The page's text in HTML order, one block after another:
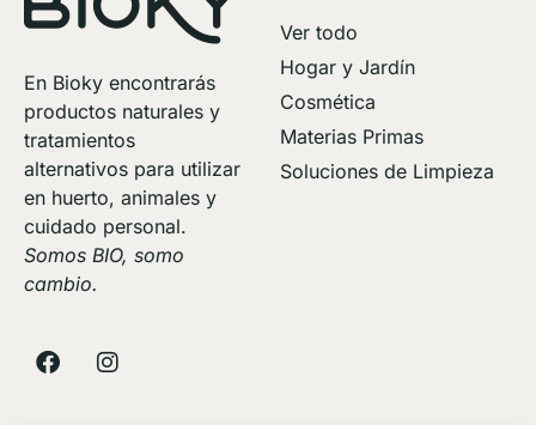
En Bioky encontrarás
productos naturales y
tratamientos
alternativos para utilizar
en huerto, animales y
cuidado personal.
Somos BIO, somo
cambio.
Ver todo
Hogar y Jardín
Cosmética
Materias Primas
Soluciones de Limpieza